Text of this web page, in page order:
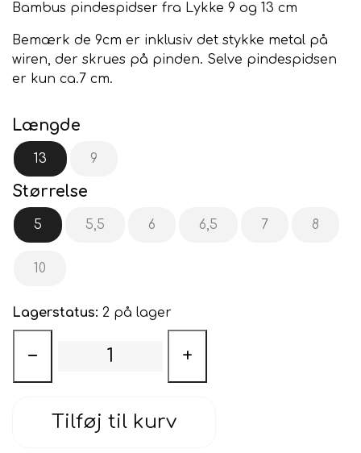
Bambus pindespidser fra Lykke 9 og 13 cm
Bemærk de 9cm er inklusiv det stykke metal på
wiren, der skrues på pinden. Selve pindespidsen
er kun ca.7 cm.
Længde
13 9
Størrelse
5 5,5 6 6,5 7 8
10
Lagerstatus: 2 på lager
− +
Tilføj til kurv